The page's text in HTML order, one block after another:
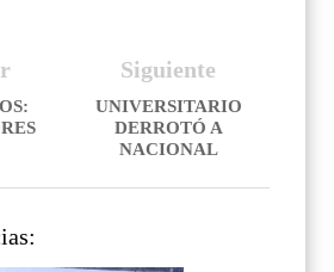
Siguiente
UNIVERSITARIO
DERROTÓ A
NACIONAL